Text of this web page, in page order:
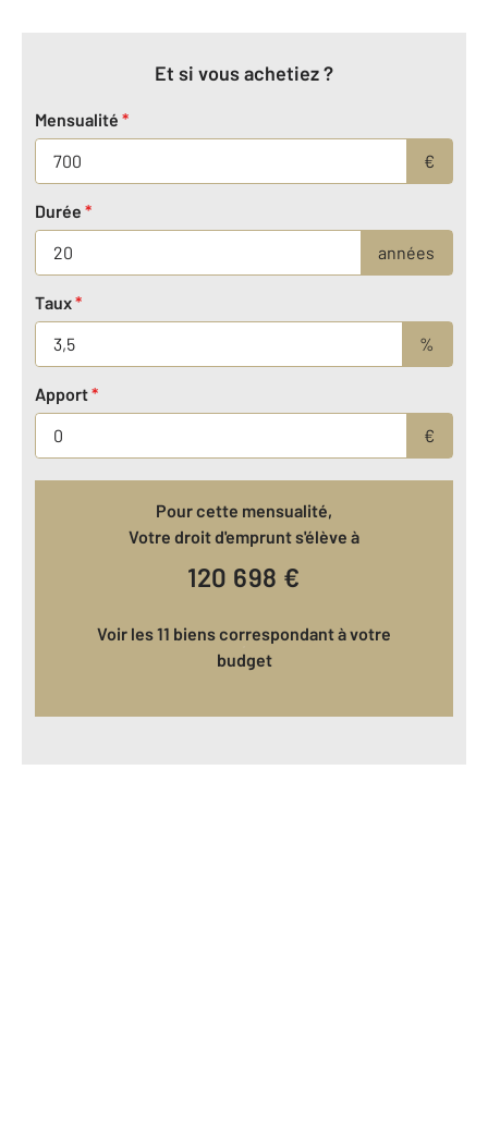
Et si vous achetiez ?
Mensualité *
€
Durée *
années
Taux*
%
Apport*
€
Pour cette mensualité,
Votre droit d'emprunt s'élève à
120 698 €
Voir les 11 biens correspondant à votre
budget